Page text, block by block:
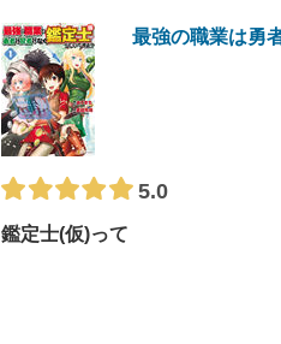
最強の職業は勇
5.0
鑑定士(仮)って